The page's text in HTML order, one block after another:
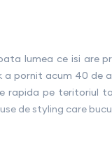
lumea ce isi are
a pornit acum 40
pe teritoriul
de styling care